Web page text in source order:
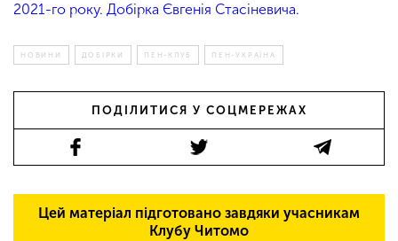
2021-го року. Добірка Євгенія Стасіневича.
НОВИНИ ДОБІРКИ ПЕН-КЛУБ ПЕН-УКРАЇНА
ПОДІЛИТИСЯ У СОЦМЕРЕЖАХ
Цей матеріал підготовано завдяки учасникам
Клубу Читомо